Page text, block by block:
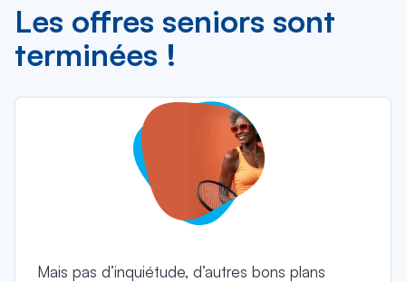
Les offres seniors sont
terminées !
Mais pas d’inquiétude, d’autres bons plans